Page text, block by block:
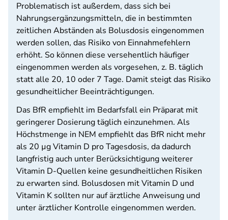
Problematisch ist außerdem, dass sich bei
Nahrungsergänzungsmitteln, die in bestimmten
zeitlichen Abständen als Bolusdosis eingenommen
werden sollen, das Risiko von Einnahmefehlern
erhöht. So können diese versehentlich häufiger
eingenommen werden als vorgesehen, z. B. täglich
statt alle 20, 10 oder 7 Tage. Damit steigt das Risiko
gesundheitlicher Beeinträchtigungen.
Das BfR empfiehlt im Bedarfsfall ein Präparat mit
geringerer Dosierung täglich einzunehmen. Als
Höchstmenge in NEM empfiehlt das BfR nicht mehr
als 20 µg Vitamin D pro Tagesdosis, da dadurch
langfristig auch unter Berücksichtigung weiterer
Vitamin D-Quellen keine gesundheitlichen Risiken
zu erwarten sind. Bolusdosen mit Vitamin D und
Vitamin K sollten nur auf ärztliche Anweisung und
unter ärztlicher Kontrolle eingenommen werden.